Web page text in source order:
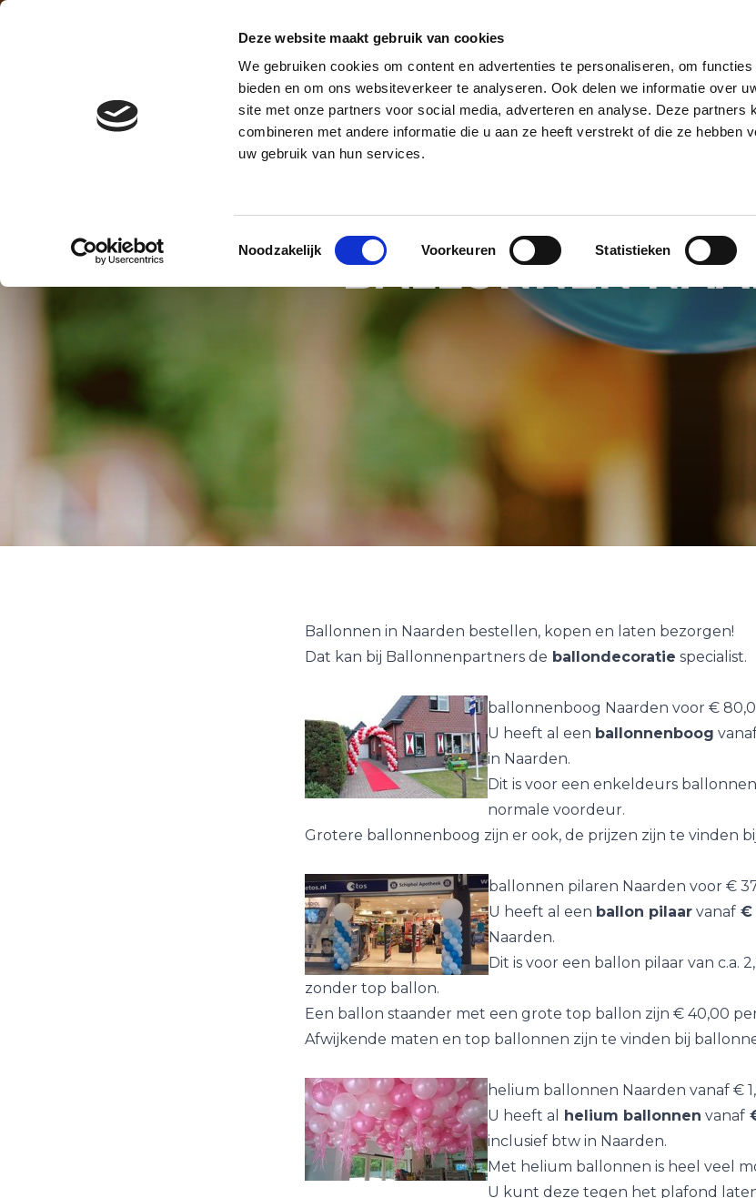
Deze website maakt gebruik van cookies
We gebruiken cookies om content en advertenties te personaliseren, om
bieden en om ons websiteverkeer te analyseren. Ook delen we informatie over
site met onze partners voor social media, adverteren en analyse. Deze partners
combineren met andere informatie die u aan ze heeft verstrekt of die ze hebben
uw gebruik van hun services.
Toestemmingsselectie
Noodzakelijk Voorkeuren Statistieken
BALLONNENBOOGBALLONNENPILAARHELIUM BALLONNENHELIUM BALLON
BALLONNEN DECORATIES SPECIALS BALLONNEN BEZORGSERVICE BALLON
BALLONNEN
Ballonnen in Naarden bestellen, kopen en laten bezorgen!
Dat kan bij Ballonnenpartners de ballondecoratie specialist.
ballonnenboog Naarden voor €
U heeft al een ballonnenboog
in Naarden.
Dit is voor een enkeldeurs
normale voordeur.
Grotere ballonnenboog zijn er ook, de prijzen zijn te vinden
ballonnen pilaren Naarden voor €
U heeft al een ballon pilaarvanaf€
Naarden.
Dit is voor een ballon pilaar van c.a.
zonder top ballon.
Een ballon staander met een grote top ballon zijn € 40,00
Afwijkende maten en top ballonnen zijn te vinden bij
helium ballonnen Naarden vanaf €
U heeft al
helium ballonnen vanaf
inclusief btw in Naarden.
Met helium ballonnen is heel veel
U kunt deze tegen het plafond